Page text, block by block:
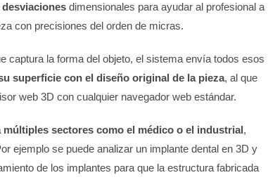
dimensionales para ayudar al profesional a
con precisiones del orden de micras.
captura la forma del objeto, el sistema envía todos esos
superficie con el diseño original de la pieza, al que
web 3D con cualquier navegador web estándar.
sectores como el médico o el industrial,
ejemplo se puede analizar un implante dental en 3D y
de los implantes para que la estructura fabricada